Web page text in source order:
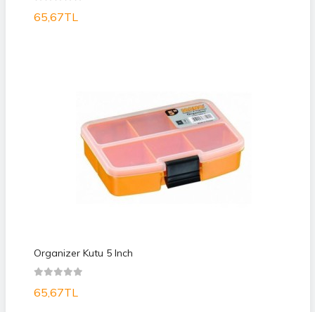
65,67TL
Organizer Kutu 5 Inch
65,67TL